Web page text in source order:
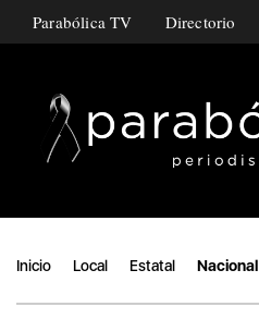
Parabólica TV Directorio
Inicio Local Estatal Nacional